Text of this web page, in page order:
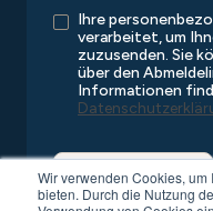
Wir verwenden Cookies,
bieten. Durch die Nutzung
Ihre
verarbeitet, um
zuzusenden. Sie
über den
Informationen